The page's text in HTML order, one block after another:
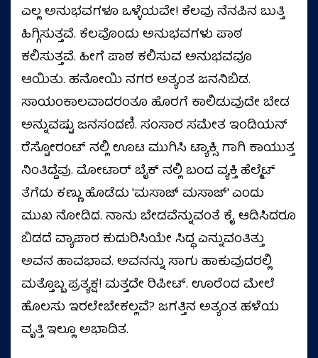
ಎಲ್ಲ ಅನುಭವಗಳೂ ಒಳ್ಳೆಯವೇ! ಕೆಲವು ನೆನಪಿನ ಬುತ್ತಿ
ಹಿಗ್ಗಿಸುತ್ತವೆ. ಕೆಲವೊಂದು ಅನುಭವಗಳು ಪಾಠ
ಕಲಿಸುತ್ತವೆ. ಹೀಗೆ ಪಾಠ ಕಲಿಸುವ ಅನುಭವವೂ
ಆಯಿತು. ಹನೋಯಿ ನಗರ ಅತ್ಯಂತ ಜನನಿಬಿಡ.
ಸಾಯಂಕಾಲವಾದರಂತೂ ಹೊರಗೆ ಕಾಲಿಡುವುದೇ ಬೇಡ
ಅನ್ನುವಷ್ಟು ಜನಸಂದಣಿ. ಸಂಸಾರ ಸಮೇತ ಇಂಡಿಯನ್
ರೆಸ್ಟೋರಂಟ್ ನಲ್ಲಿ ಊಟ ಮುಗಿಸಿ ಟ್ಯಾಕ್ಸಿ ಗಾಗಿ ಕಾಯುತ್ತ
ನಿಂತಿದ್ದೆವು. ಮೋಟಾರ್ ಬೈಕ್ ನಲ್ಲಿ ಬಂದ ವ್ಯಕ್ತಿ ಹೆಲ್ಮೆಟ್
ತೆಗೆದು ಕಣ್ಣು ಹೊಡೆದು 'ಮಸಾಜ್ ಮಸಾಜ್' ಎಂದು
ಮುಖ ನೋಡಿದ. ನಾನು ಬೇಡವೆನ್ನುವಂತೆ ಕೈ ಆಡಿಸಿದರೂ
ಬಿಡದೆ ವ್ಯಾಪಾರ ಕುದುರಿಸಿಯೇ ಸಿದ್ಧ ಎನ್ನುವಂತಿತ್ತು
ಅವನ ಹಾವಭಾವ. ಅವನನ್ನು ಸಾಗು ಹಾಕುವುದರಲ್ಲಿ
ಮತ್ತೊಬ್ಬ ಪ್ರತ್ಯಕ್ಷ! ಮತ್ತದೇ ರಿಪೀಟ್. ಊರೆಂದ ಮೇಲೆ
ಹೊಲಸು ಇರಲೇಬೇಕಲ್ಲವೆ? ಜಗತ್ತಿನ ಅತ್ಯಂತ ಹಳೆಯ
ವೃತ್ತಿ ಇಲ್ಲೂ ಅಭಾದಿತ.